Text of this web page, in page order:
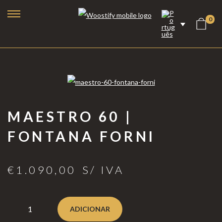
0
MAESTRO 60 |
FONTANA FORNI
€ 1.090,00 S/ IVA
ADICIONAR
Lareiras Elétricas